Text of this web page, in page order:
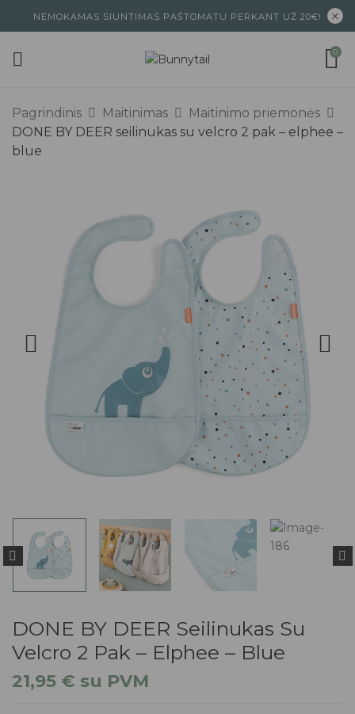
NEMOKAMAS SIUNTIMAS PAŠTOMATU PERKANT UŽ 20€!
0
Pagrindinis Maitinimas
Maitinimo priemonės
DONE BY DEER seilinukas su velcro 2 pak – elphee –
blue
DONE BY DEER Seilinukas Su
Velcro 2 Pak – Elphee – Blue
21,95 € su PVM